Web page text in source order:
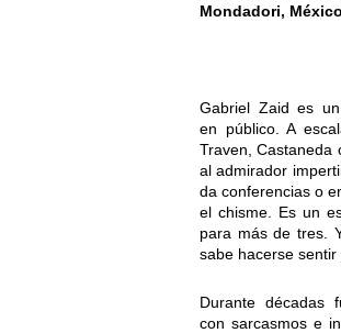
Mondadori,
Gabriel Zaid es
en público. A
Traven, Castaneda
al admirador
da conferencias o
el chisme. Es un
para más de tres.
sabe hacerse sentir
Durante décadas
con sarcasmos e